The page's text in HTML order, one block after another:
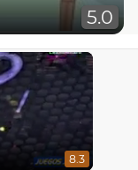
5.0
8.3